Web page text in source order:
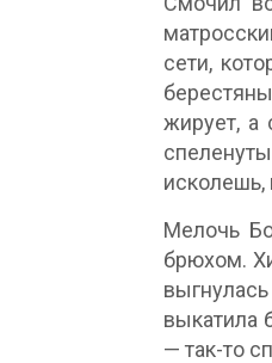
сети,
жирует, а
исколешь,
Мелочь
брюхом.
выкатила
— так-то